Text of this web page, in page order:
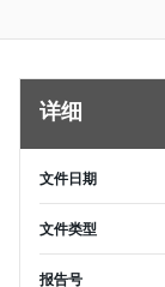
详细
文件日期
文件类型
报告号